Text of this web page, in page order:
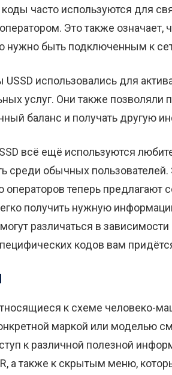
часто используются для
Это также означает,
нужно быть подключенным к
использовались для
услуг. Они также позволяли
баланс и получать другую
всё ещё используются
среди обычных пользователей.
операторов теперь предлагают
получить нужную
различаться в
кодов вам
к схеме человеко-
маркой или моделью
к различной полезной
а также к скрытым меню,